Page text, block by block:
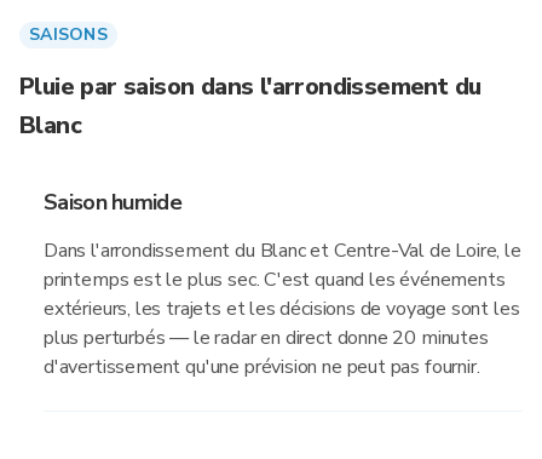
SAISONS
Pluie par saison dans l'arrondissement du
Blanc
Saison humide
Dans l'arrondissement du Blanc et Centre-Val de Loire, le
printemps est le plus sec. C'est quand les événements
extérieurs, les trajets et les décisions de voyage sont les
plus perturbés — le radar en direct donne 20 minutes
d'avertissement qu'une prévision ne peut pas fournir.